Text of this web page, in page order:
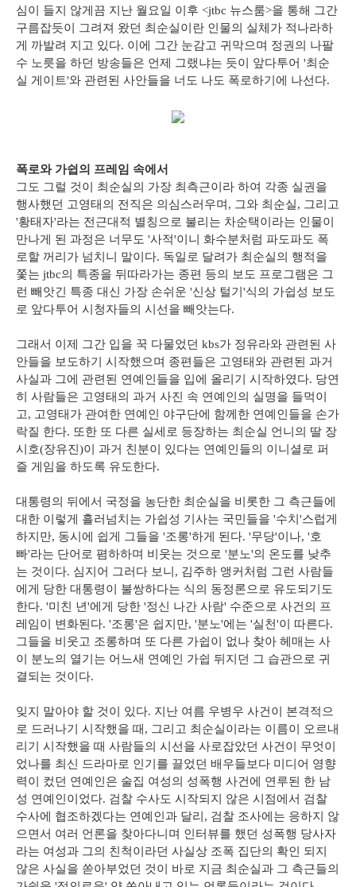
심이 들지 않게끔 지난 월요일 이후 <jtbc 뉴스룸>을 통해 그간
구름잡듯이 그려져 왔던 최순실이란 인물의 실체가 적나라하
게 까발려 지고 있다. 이에 그간 눈감고 귀막으며 정권의 나팔
수 노릇을 하던 방송들은 언제 그랬냐는 듯이 앞다투어 '최순
실 게이트'와 관련된 사안들을 너도 나도 폭로하기에 나선다.
폭로와 가쉽의 프레임 속에서
그도 그럴 것이 최순실의 가장 최측근이라 하여 각종 실권을
행사했던 고영태의 전직은 의심스러우며, 그와 최순실, 그리고
'황태자'라는 전근대적 별칭으로 불리는 차순택이라는 인물이
만나게 된 과정은 너무도 '사적'이니 화수분처럼 파도파도 폭
로할 꺼리가 넘치니 말이다. 독일로 달려가 최순실의 행적을
쫓는 jtbc의 특종을 뒤따라가는 종편 등의 보도 프로그램은 그
런 빼앗긴 특종 대신 가장 손쉬운 '신상 털기'식의 가쉽성 보도
로 앞다투어 시청자들의 시선을 빼앗는다.
그래서 이제 그간 입을 꾹 다물었던 kbs가 정유라와 관련된 사
안들을 보도하기 시작했으며 종편들은 고영태와 관련된 과거
사실과 그에 관련된 연예인들을 입에 올리기 시작하였다. 당연
히 사람들은 고영태의 과거 사진 속 연예인의 실명을 들먹이
고, 고영태가 관여한 연예인 야구단에 함께한 연예인들을 손가
락질 한다. 또한 또 다른 실세로 등장하는 최순실 언니의 딸 장
시호(장유진)이 과거 친분이 있다는 연예인들의 이니셜로 퍼
즐 게임을 하도록 유도한다.
대통령의 뒤에서 국정을 농단한 최순실을 비롯한 그 측근들에
대한 이렇게 흘러넘치는 가쉽성 기사는 국민들을 '수치'스럽게
하지만, 동시에 쉽게 그들을 '조롱'하게 된다. '무당'이나, '호
빠'라는 단어로 폄하하며 비웃는 것으로 '분노'의 온도를 낮추
는 것이다. 심지어 그러다 보니, 김주하 앵커처럼 그런 사람들
에게 당한 대통령이 불쌍하다는 식의 동정론으로 유도되기도
한다. '미친 년'에게 당한 '정신 나간 사람' 수준으로 사건의 프
레임이 변화된다. '조롱'은 쉽지만, '분노'에는 '실천'이 따른다.
그들을 비웃고 조롱하며 또 다른 가쉽이 없나 찾아 헤매는 사
이 분노의 열기는 어느새 연예인 가쉽 뒤지던 그 습관으로 귀
결되는 것이다.
잊지 말아야 할 것이 있다. 지난 여름 우병우 사건이 본격적으
로 드러나기 시작했을 때, 그리고 최순실이라는 이름이 오르내
리기 시작했을 때 사람들의 시선을 사로잡았던 사건이 무엇이
었나를 최신 드라마로 인기를 끌었던 배우들보다 미디어 영향
력이 컸던 연예인은 술집 여성의 성폭행 사건에 연루된 한 남
성 연예인이었다. 검찰 수사도 시작되지 않은 시점에서 검찰
수사에 협조하겠다는 연예인과 달리, 검찰 조사에는 응하지 않
으면서 여러 언론을 찾아다니며 인터뷰를 했던 성폭행 당사자
라는 여성과 그의 친척이라던 사실상 조폭 집단의 확인 되지
않은 사실을 쏟아부었던 것이 바로 지금 최순실과 그 측근들의